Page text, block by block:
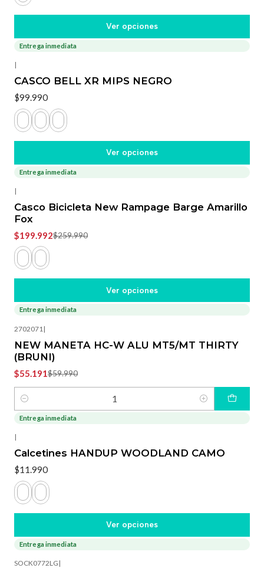
Ver opciones
Entrega inmediata
|
CASCO BELL XR MIPS NEGRO
$99.990
Ver opciones
-23%
Entrega inmediata
|
Casco Bicicleta New Rampage Barge Amarillo
Fox
$199.992$259.990
Ver opciones
Entrega inmediata
2702071 |
NEW MANETA HC-W ALU MT5/MT THIRTY
(BRUNI)
$55.191$59.990
Cantidad
Entrega inmediata
|
Calcetines HANDUP WOODLAND CAMO
$11.990
Ver opciones
Entrega inmediata
SOCK0772LG |